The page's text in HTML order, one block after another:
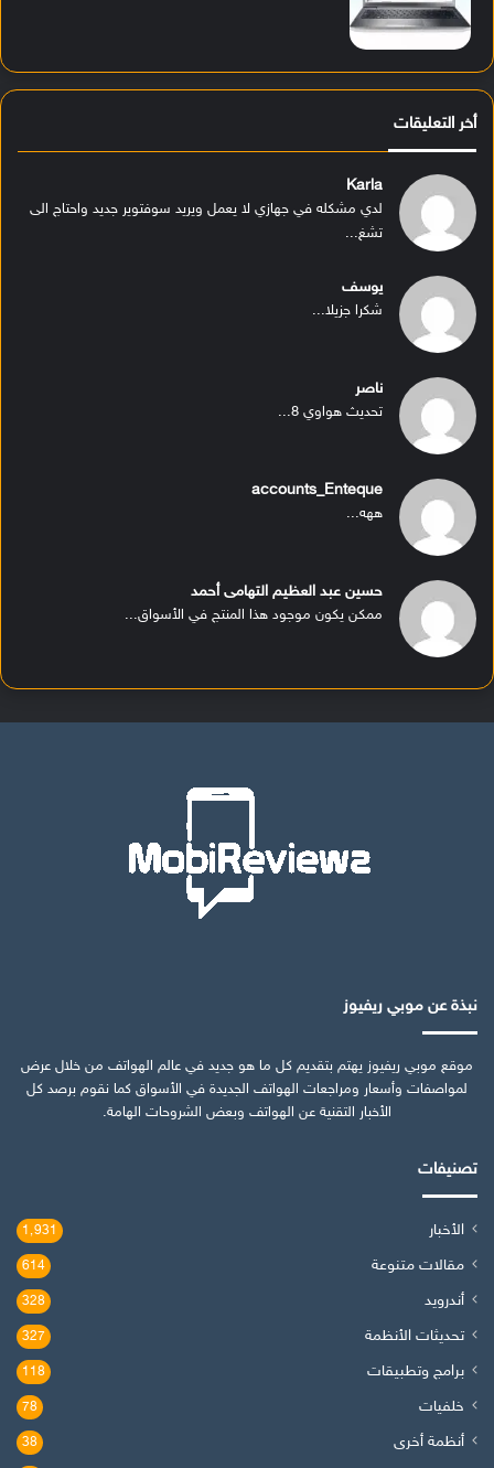
أخر التعليقات
Karla
لدي مشكله في جهازي لا يعمل ويريد سوفتوير جديد واحتاج الى
تشغ...
يوسف
شكرا جزيلا...
ناصر
تحديث هواوي 8...
accounts_Enteque
ههه...
حسين عبد العظيم التهامى أحمد
ممكن يكون موجود هذا المنتج في الأسواق...
نبذة عن موبي ريفيوز
موقع موبي ريفيوز يهتم بتقديم كل ما هو جديد في عالم الهواتف من خلال عرض
لمواصفات وأسعار ومراجعات الهواتف الجديدة في الأسواق كما نقوم برصد كل
الأخبار التقنية عن الهواتف وبعض الشروحات الهامة.
تصنيفات
الأخبار 1٬931
مقالات متنوعة 614
أندرويد 328
تحديثات الأنظمة 327
برامج وتطبيقات 118
خلفيات 78
أنظمة أخرى 38